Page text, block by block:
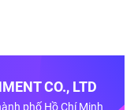
CO., LTD
phố Hồ Chí Minh